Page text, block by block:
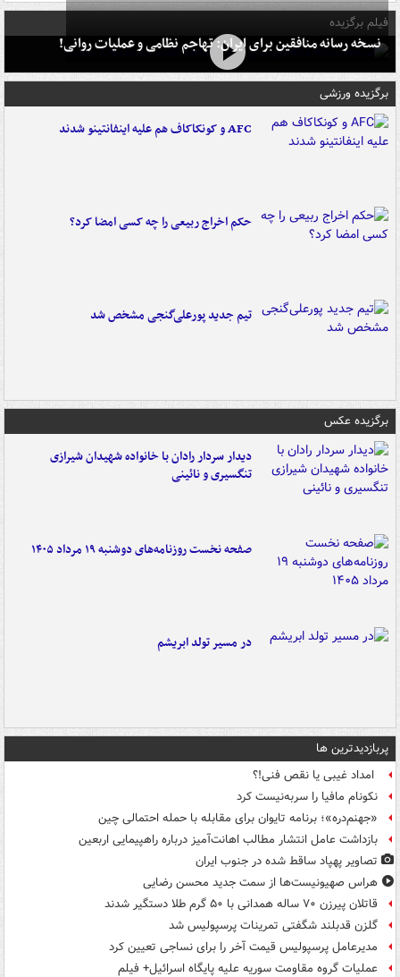
فیلم برگزیده
نسخه رسانه منافقین برای ایران: تهاجم نظامی و عملیات روانی!
برگزیده ورزشی
AFC و کونکاکاف هم علیه اینفانتینو شدند
حکم اخراج ربیعی را چه کسی امضا کرد؟
تیم جدید پورعلی‌گنجی مشخص شد
برگزیده عکس
دیدار سردار رادان با خانواده‌ شهیدان شیرازی
تنگسیری و نائینی
صفحه نخست روزنامه‌های دوشنبه ۱۹ مرداد ۱۴۰۵
در مسیر تولد ابریشم
پربازدیدترین ها
امداد غیبی یا نقص فنی!؟
نکونام مافیا را سربه‌نیست کرد
«جهنم‌دره»؛ برنامه تایوان برای مقابله با حمله احتمالی چین
بازداشت عامل انتشار مطالب اهانت‌آمیز درباره راهپیمایی اربعین
تصاویر پهپاد ساقط شده در جنوب ایران
هراس صهیونیست‌ها از سمت جدید محسن رضایی
قاتلان پیرزن ۷۰ ساله همدانی با ۵۰ گرم طلا دستگیر شدند
گلزن قدبلند شگفتی تمرینات پرسپولیس شد
مدیرعامل پرسپولیس قیمت آخر را برای نساجی تعیین کرد
عملیات گروه مقاومت سوریه علیه پایگاه اسرائیل+ فیلم